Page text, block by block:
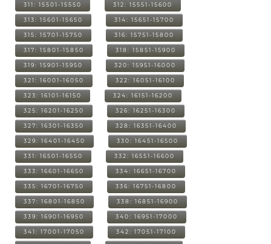
311: 15501-15550 312: 15551-15600
313: 15601-15650 314: 15651-15700
315: 15701-15750 316: 15751-15800
317: 15801-15850 318: 15851-15900
319: 15901-15950 320: 15951-16000
321: 16001-16050 322: 16051-16100
323: 16101-16150 324: 16151-16200
325: 16201-16250 326: 16251-16300
327: 16301-16350 328: 16351-16400
329: 16401-16450 330: 16451-16500
331: 16501-16550 332: 16551-16600
333: 16601-16650 334: 16651-16700
335: 16701-16750 336: 16751-16800
337: 16801-16850 338: 16851-16900
339: 16901-16950 340: 16951-17000
341: 17001-17050 342: 17051-17100